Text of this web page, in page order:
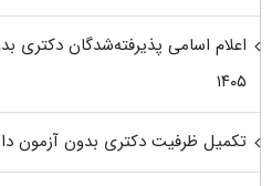
اعلام اسامی پذیرفته‌شدگان دکتری
۱۴۰۵
تکمیل ظرفیت دکتری بدون آزمون